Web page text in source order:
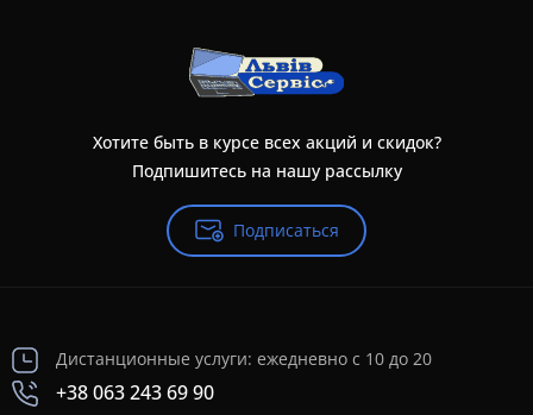
Хотите быть в курсе всех акций и скидок?
Подпишитесь на нашу рассылку
Подписаться
Дистанционные услуги: ежедневно с 10 до 20
+38 063 243 69 90